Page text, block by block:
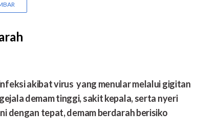
akibat virus yang menular melalui gigitan
demam tinggi, sakit kepala, serta nyeri
dengan tepat, demam berdarah berisiko